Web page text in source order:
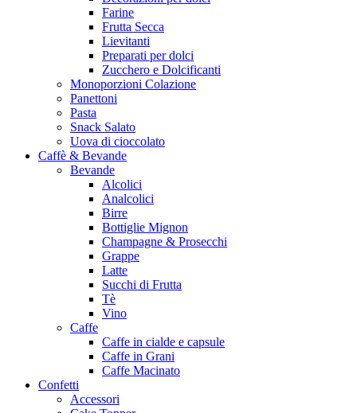
Farine
Frutta Secca
Lievitanti
Preparati per dolci
Zucchero e Dolcificanti
Monoporzioni Colazione
Panettoni
Pasta
Snack Salato
Uova di cioccolato
Caffè & Bevande
Bevande
Alcolici
Analcolici
Birre
Bottiglie Mignon
Champagne & Prosecchi
Grappe
Latte
Succhi di Frutta
Tè
Vino
Caffe
Caffe in cialde e capsule
Caffe in Grani
Caffe Macinato
Confetti
Accessori